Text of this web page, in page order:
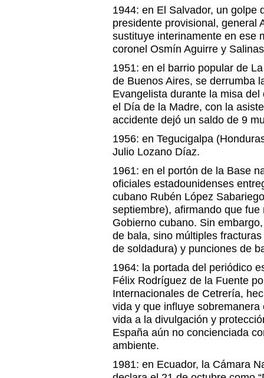
1944: en El Salvador, un golpe
presidente provisional, general
sustituye interinamente en ese
coronel Osmín Aguirre y
1951: en el barrio popular de
de Buenos Aires, se derrumba
Evangelista durante la misa
el Día de la Madre, con la
accidente dejó un saldo de 9
1956: en Tegucigalpa
Julio Lozano Díaz.
1961: en el portón de la Base
oficiales estadounidenses
cubano Rubén López
septiembre), afirmando que
Gobierno cubano. Sin
de bala, sino múltiples
de soldadura) y punciones de
1964: la portada del periódico
Félix Rodríguez de la Fuente
Internacionales de Cetrería,
vida y que influye
vida a la divulgación y
España aún no concienciada
ambiente.
1981: en Ecuador, la Cámara